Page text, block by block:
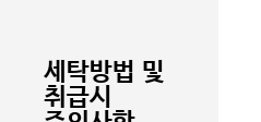
세탁방법 및
취급시